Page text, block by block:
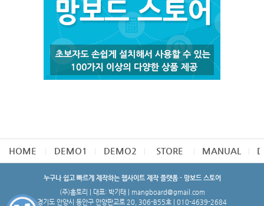
HOME DEMO1 DEMO2 STORE MANUAL
누구나 쉽고 빠르게 제작하는 웹사이트 제작 플랫폼 - 망보드 스토어
(주)홈토리 | 대표: 박기태 | mangboard@gmail.com
경기도 안양시 동안구 안양판교로 20, 306-B55호 | 010-4639-2684